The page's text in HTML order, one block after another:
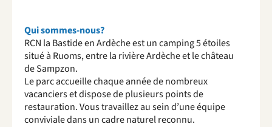
Qui sommes-nous?
RCN la Bastide en Ardèche est un camping 5 étoiles
situé à Ruoms, entre la rivière Ardèche et le château
de Sampzon.
Le parc accueille chaque année de nombreux
vacanciers et dispose de plusieurs points de
restauration. Vous travaillez au sein d’une équipe
conviviale dans un cadre naturel reconnu.